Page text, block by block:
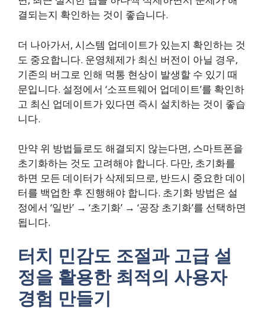
결되는지 확인하는 것이 좋습니다.
더 나아가서, 시스템 업데이트가 있는지 확인하는 것
도 중요합니다. 운영체제가 최신 버전이 아닐 경우,
기존의 버그로 인해 먹통 현상이 발생할 수 있기 때
문입니다. 설정에서 ‘소프트웨어 업데이트’를 확인하
고 최신 업데이트가 있다면 즉시 설치하는 것이 좋습
니다.
만약 위 방법들로도 해결되지 않는다면, 스마트폰을
초기화하는 것도 고려해야 합니다. 다만, 초기화를
하면 모든 데이터가 삭제되므로, 반드시 중요한 데이
터를 백업한 후 진행해야 합니다. 초기화 방법은 설
정에서 ‘일반’ → ‘초기화’ → ‘공장 초기화’를 선택하면
됩니다.
터치 민감도 조절과 고급 설
정을 활용한 최적의 사용자
경험 만들기